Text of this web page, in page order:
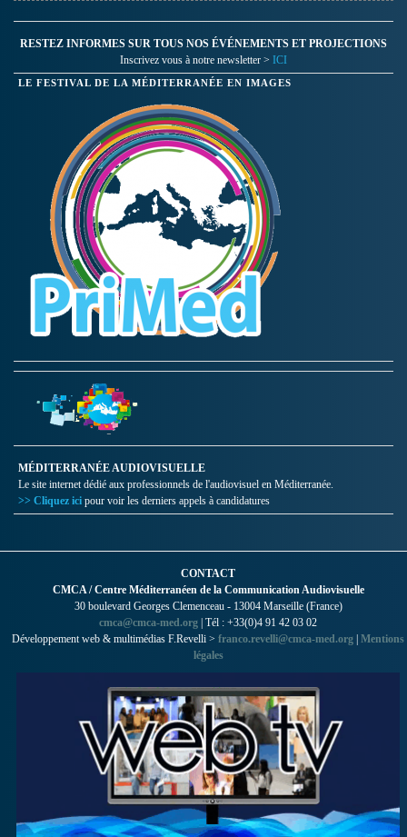
RESTEZ INFORMES SUR TOUS NOS ÉVÉNEMENTS ET PROJECTIONS
Inscrivez vous à notre newsletter > ICI
LE FESTIVAL DE LA MÉDITERRANÉE EN IMAGES
MÉDITERRANÉE AUDIOVISUELLE
Le site internet dédié aux professionnels de l'audiovisuel en Méditerranée.
>> Cliquez ici pour voir les derniers appels à candidatures
CONTACT
CMCA / Centre Méditerranéen de la Communication Audiovisuelle
30 boulevard Georges Clemenceau - 13004 Marseille (France)
cmca@cmca-med.org | Tél : +33(0)4 91 42 03 02
Développement web & multimédias F.Revelli > franco.revelli@cmca-med.org | Mentions
légales